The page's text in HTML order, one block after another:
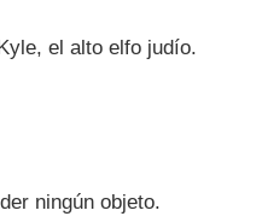
el alto elfo judío.
ningún objeto.